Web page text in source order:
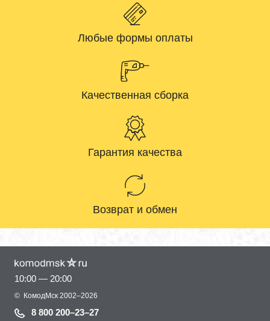
Любые формы оплаты
Качественная сборка
Гарантия качества
Возврат и обмен
10:00 — 20:00
© КомодМск 2002–2026
8 800 200–23–27